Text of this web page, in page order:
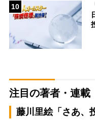
10
注目の著者・連載
藤川里絵「さあ、